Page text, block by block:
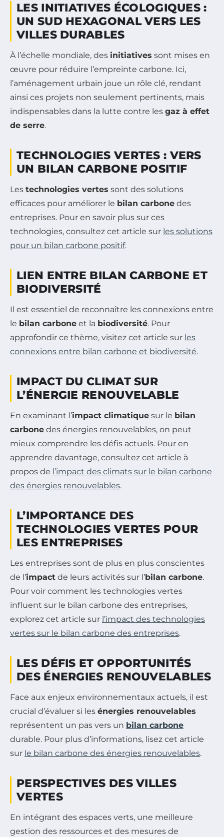
LES INITIATIVES ÉCOLOGIQUES :
UN SUD HEXAGONAL VERS LES
VILLES DURABLES
À l’échelle mondiale, des initiatives sont mises en
œuvre pour réduire l’empreinte carbone. Ici,
l’aménagement urbain joue un rôle clé, rendant
ainsi ces projets non seulement pertinents, mais
indispensables dans la lutte contre les gaz à effet
de serre.
TECHNOLOGIES VERTES : VERS
UN BILAN CARBONE POSITIF
Les technologies vertes sont des solutions
efficaces pour améliorer le bilan carbone des
entreprises. Pour en savoir plus sur ces
technologies, consultez cet article sur les solutions
pour un bilan carbone positif.
LIEN ENTRE BILAN CARBONE ET
BIODIVERSITÉ
Il est essentiel de reconnaître les connexions entre
le bilan carbone et la biodiversité. Pour
approfondir ce thème, visitez cet article sur les
connexions entre bilan carbone et biodiversité.
IMPACT DU CLIMAT SUR
L’ÉNERGIE RENOUVELABLE
En examinant l’impact climatique sur le bilan
carbone des énergies renouvelables, on peut
mieux comprendre les défis actuels. Pour en
apprendre davantage, consultez cet article à
propos de l’impact des climats sur le bilan carbone
des énergies renouvelables.
L’IMPORTANCE DES
TECHNOLOGIES VERTES POUR
LES ENTREPRISES
Les entreprises sont de plus en plus conscientes
de l’impact de leurs activités sur l’bilan carbone.
Pour voir comment les technologies vertes
influent sur le bilan carbone des entreprises,
explorez cet article sur l’impact des technologies
vertes sur le bilan carbone des entreprises.
LES DÉFIS ET OPPORTUNITÉS
DES ÉNERGIES RENOUVELABLES
Face aux enjeux environnementaux actuels, il est
crucial d’évaluer si les énergies renouvelables
représentent un pas vers un bilan carbone
durable. Pour plus d’informations, lisez cet article
sur le bilan carbone des énergies renouvelables.
PERSPECTIVES DES VILLES
VERTES
En intégrant des espaces verts, une meilleure
gestion des ressources et des mesures de